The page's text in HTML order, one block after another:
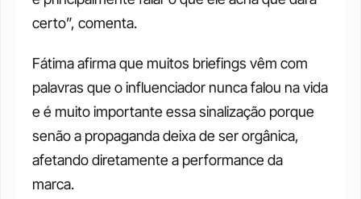
certo”, comenta.
Fátima afirma que muitos briefings vêm com
palavras que o influenciador nunca falou na vida
e é muito importante essa sinalização porque
senão a propaganda deixa de ser orgânica,
afetando diretamente a performance da
marca.